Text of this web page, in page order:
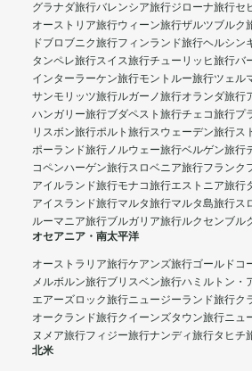
グラナダ旅行バレンシア旅行ジローナ旅行セ
オーストリア旅行ウィーン旅行ザルツブルク
ドブロブニク旅行フィンランド旅行ヘルシン
タンペレ旅行スイス旅行チューリッヒ旅行バ
インターラーケン旅行モントルー旅行ツェル
サンモリッツ旅行ルガーノ旅行オランダ旅行
ハンガリー旅行ブダペスト旅行チェコ旅行プ
リスボン旅行ポルト旅行スウェーデン旅行ス
ポーランド旅行ノルウェー旅行ベルゲン旅行
コペンハーゲン旅行スロベニア旅行フランク
アイルランド旅行モナコ旅行エストニア旅行
アイスランド旅行マルタ旅行マルタ島旅行ス
ルーマニア旅行ブルガリア旅行ルクセンブル
オセアニア・南太平洋
オーストラリア旅行ケアンズ旅行ゴールドコ
メルボルン旅行ブリスベン旅行ハミルトン・
エアーズロック旅行ニュージーランド旅行ク
オークランド旅行クイーンズタウン旅行ニュ
ヌメア旅行フィジー旅行ナンディ旅行タヒチ
北米